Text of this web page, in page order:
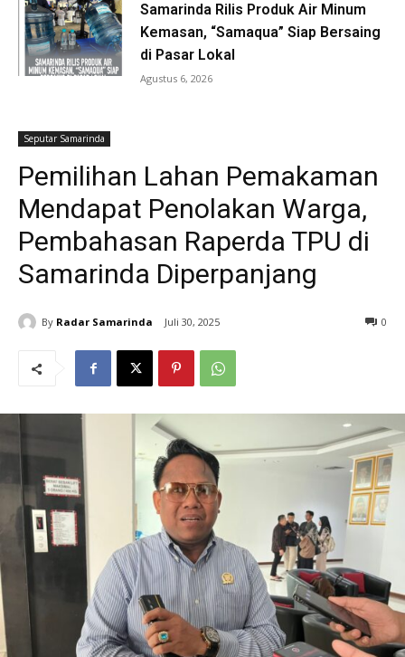
Samarinda Rilis Produk Air Minum
Kemasan, “Samaqua” Siap Bersaing
di Pasar Lokal
Agustus 6, 2026